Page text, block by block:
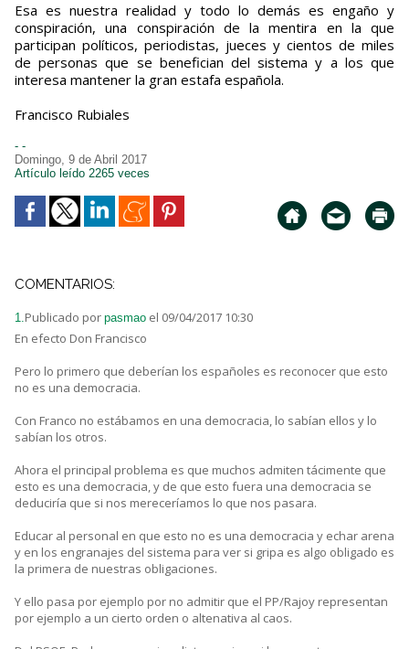
Esa es nuestra realidad y todo lo demás es engaño y
conspiración, una conspiración de la mentira en la que
participan políticos, periodistas, jueces y cientos de miles
de personas que se benefician del sistema y a los que
interesa mantener la gran estafa española.
Francisco Rubiales
- -
Domingo, 9 de Abril 2017
Artículo leído 2265 veces
COMENTARIOS:
1.Publicado por pasmao el 09/04/2017 10:30
En efecto Don Francisco
Pero lo primero que deberían los españoles es reconocer que esto
no es una democracia.
Con Franco no estábamos en una democracia, lo sabían ellos y lo
sabían los otros.
Ahora el principal problema es que muchos admiten tácimente que
esto es una democracia, y de que esto fuera una democracia se
deduciría que si nos mereceríamos lo que nos pasara.
Educar al personal en que esto no es una democracia y echar arena
y en los engranajes del sistema para ver si gripa es algo obligado es
la primera de nuestras obligaciones.
Y ello pasa por ejemplo por no admitir que el PP/Rajoy representan
por ejemplo a un cierto orden o altenativa al caos.